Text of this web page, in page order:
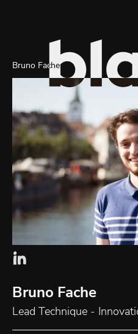
Bruno Fache
Lien externe vers la page
Bruno Fache
Lead Technique -